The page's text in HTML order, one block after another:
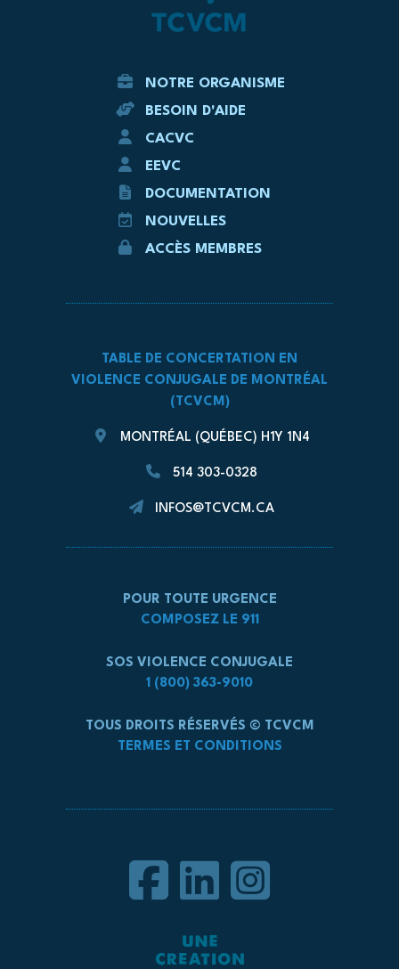
NOTRE ORGANISME
BESOIN D'AIDE
CACVC
EEVC
DOCUMENTATION
NOUVELLES
ACCÈS MEMBRES
TABLE DE CONCERTATION EN
VIOLENCE CONJUGALE DE MONTRÉAL
(TCVCM)
MONTRÉAL (QUÉBEC) H1Y 1N4
514 303-0328
INFOS@TCVCM.CA
POUR TOUTE URGENCE
COMPOSEZ LE 911
SOS VIOLENCE CONJUGALE
1 (800) 363-9010
TOUS DROITS RÉSERVÉS © TCVCM
TERMES ET CONDITIONS